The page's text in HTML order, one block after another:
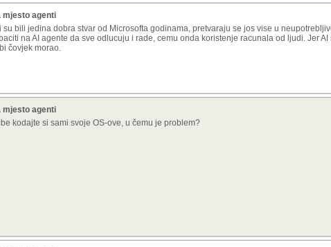
mjesto agenti
su bili jedina dobra stvar od Microsofta godinama, pretvaraju se jos vise u
na AI agente da sve odlucuju i rade, cemu onda koristenje racunala od ljudi. Jer
čovjek morao.
mjesto agenti
kodajte si sami svoje OS-ove, u čemu je problem?